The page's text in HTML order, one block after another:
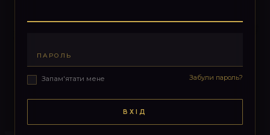
ПАРОЛЬ
Запам'ятати мене Забули пароль?
ВХІД